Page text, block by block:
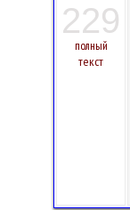
229
полный
текст